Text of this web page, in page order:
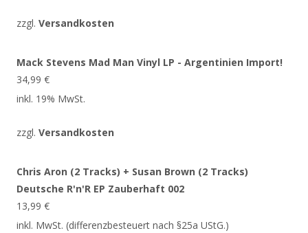
zzgl. Versandkosten
Mack Stevens Mad Man Vinyl LP - Argentinien Import!
34,99 €
inkl. 19% MwSt.
zzgl. Versandkosten
Chris Aron (2 Tracks) + Susan Brown (2 Tracks)
Deutsche R'n'R EP Zauberhaft 002
13,99 €
inkl. MwSt. (differenzbesteuert nach §25a UStG.)